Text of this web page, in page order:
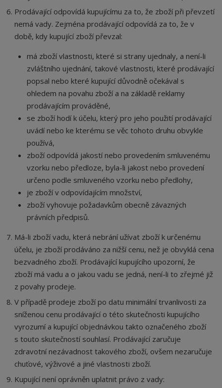
Prodávající odpovídá kupujícímu za to, že zboží při převzetí
nemá vady. Zejména prodávající odpovídá za to, že v
době, kdy kupující zboží převzal:
má zboží vlastnosti, které si strany ujednaly, a není-li
zvláštního ujednání, takové vlastnosti, které prodávající
popsal nebo které kupující důvodně očekával s
ohledem na povahu zboží a na základě reklamy
prodávajícím prováděné,
se zboží hodí k účelu, který pro jeho použití prodávající
uvádí nebo ke kterému se věc tohoto druhu obvykle
používá,
zboží odpovídá jakostí nebo provedením smluvenému
vzorku nebo předloze, byla-li jakost nebo provedení
určeno podle smluveného vzorku nebo předlohy,
je zboží v odpovídajícím množství,
zboží vyhovuje požadavkům obecně závazných
právních předpisů.
Má-li zboží vadu, která nebrání užívat zboží k určenému
účelu, je zboží prodáváno za nižší cenu, než je obvyklá cena
bezvadného zboží. Prodávající kupujícího upozorní, že
zboží má vadu a o jakou vadu se jedná, není-li to zřejmé již
z povahy prodeje.
V případě prodeje zboží po datu minimální trvanlivosti za
sníženou cenu prodávající o této skutečnosti kupujícího
vyrozumí a kupující objednávkou takto označeného zboží
s touto skutečností souhlasí. Prodávající zaručuje
zdravotní nezávadnost takového zboží, ovšem nezaručuje
chuťové, výživové a jiné vlastnosti zboží.
Kupující není oprávněn uplatnit právo z vady: